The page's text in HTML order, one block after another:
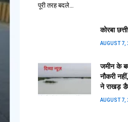
पूरी तरह बदले…
कोरबा
AUGUST 7,
जमीन के
नौकरी
ने राखड़
AUGUST 7,